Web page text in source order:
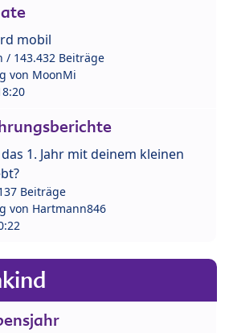
mobil
/ 143.432 Beiträge
von MoonMi
1. Jahr mit deinem kleinen
Beiträge
von Hartmann846